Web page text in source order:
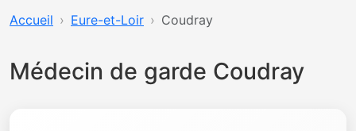
Accueil Eure-et-Loir Coudray
Médecin de garde Coudray